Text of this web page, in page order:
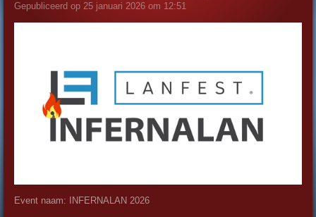
Gepubliceerd op 25 januari 2026 om 12:51
Event naam: INFERNALAN 2026